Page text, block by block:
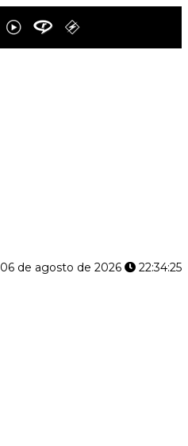
06 de agosto de 2026 22:34:26